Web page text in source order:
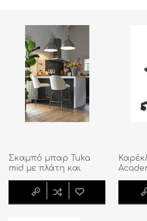
Σκαμπό μπαρ Tuka
mid με πλάτη και
μεταλλικά πόδια